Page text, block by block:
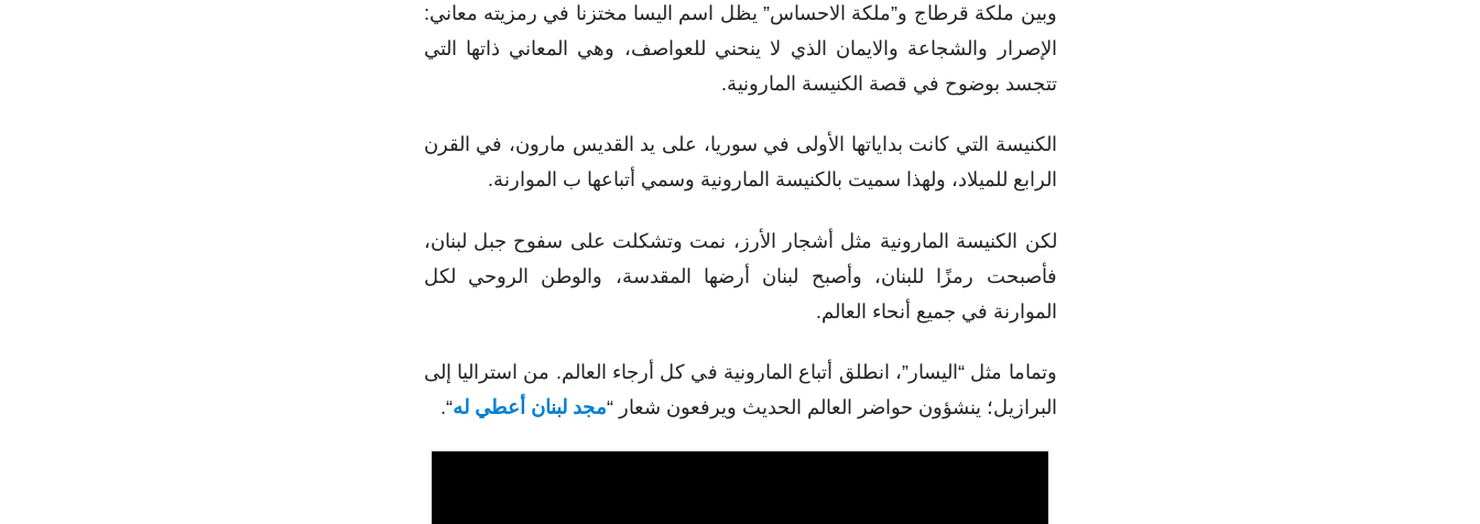
وبين ملكة قرطاج و”ملكة الاحساس” يظل اسم اليسا مختزنا في رمزيته معاني:
الإصرار والشجاعة والايمان الذي لا ينحني للعواصف، وهي المعاني ذاتها التي
تتجسد بوضوح في قصة الكنيسة المارونية.
الكنيسة التي كانت بداياتها الأولى في سوريا، على يد القديس مارون، في القرن
الرابع للميلاد، ولهذا سميت بالكنيسة المارونية وسمي أتباعها ب الموارنة.
لكن الكنيسة المارونية مثل أشجار الأرز، نمت وتشكلت على سفوح جبل لبنان،
فأصبحت رمزًا للبنان، وأصبح لبنان أرضها المقدسة، والوطن الروحي لكل
الموارنة في جميع أنحاء العالم.
وتماما مثل “اليسار”، انطلق أتباع المارونية في كل أرجاء العالم. من استراليا إلى
البرازيل؛ ينشؤون حواضر العالم الحديث ويرفعون شعار “مجد لبنان أعطي له“.